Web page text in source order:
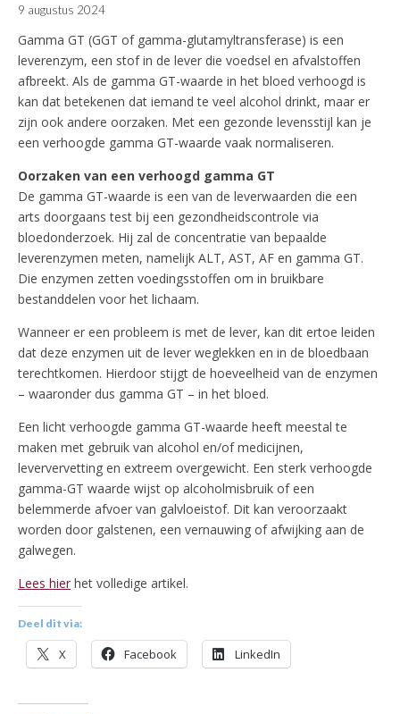
9 augustus 2024
Gamma GT (GGT of gamma-glutamyltransferase) is een
leverenzym, een stof in de lever die voedsel en afvalstoffen
afbreekt. Als de gamma GT-waarde in het bloed verhoogd is
kan dat betekenen dat iemand te veel alcohol drinkt, maar er
zijn ook andere oorzaken. Met een gezonde levensstijl kan je
een verhoogde gamma GT-waarde vaak normaliseren.
Oorzaken van een verhoogd gamma GT
De gamma GT-waarde is een van de leverwaarden die een
arts doorgaans test bij een gezondheidscontrole via
bloedonderzoek. Hij zal de concentratie van bepaalde
leverenzymen meten, namelijk ALT, AST, AF en gamma GT.
Die enzymen zetten voedingsstoffen om in bruikbare
bestanddelen voor het lichaam.
Wanneer er een probleem is met de lever, kan dit ertoe leiden
dat deze enzymen uit de lever weglekken en in de bloedbaan
terechtkomen. Hierdoor stijgt de hoeveelheid van de enzymen
– waaronder dus gamma GT – in het bloed.
Een licht verhoogde gamma GT-waarde heeft meestal te
maken met gebruik van alcohol en/of medicijnen,
leververvetting en extreem overgewicht. Een sterk verhoogde
gamma-GT waarde wijst op alcoholmisbruik of een
belemmerde afvoer van galvloeistof. Dit kan veroorzaakt
worden door galstenen, een vernauwing of afwijking aan de
galwegen.
Lees hier het volledige artikel.
Deel dit via:
X Facebook LinkedIn